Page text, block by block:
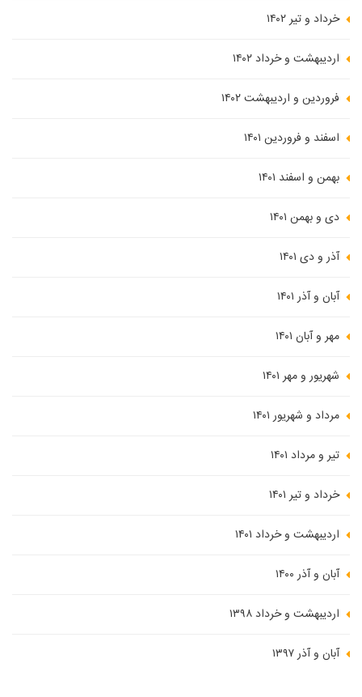
خرداد و تیر ۱۴۰۲
اردیبهشت و خرداد ۱۴۰۲
فروردین و اردیبهشت ۱۴۰۲
اسفند و فروردین ۱۴۰۱
بهمن و اسفند ۱۴۰۱
دی و بهمن ۱۴۰۱
آذر و دی ۱۴۰۱
آبان و آذر ۱۴۰۱
مهر و آبان ۱۴۰۱
شهریور و مهر ۱۴۰۱
مرداد و شهریور ۱۴۰۱
تیر و مرداد ۱۴۰۱
خرداد و تیر ۱۴۰۱
اردیبهشت و خرداد ۱۴۰۱
آبان و آذر ۱۴۰۰
اردیبهشت و خرداد ۱۳۹۸
آبان و آذر ۱۳۹۷